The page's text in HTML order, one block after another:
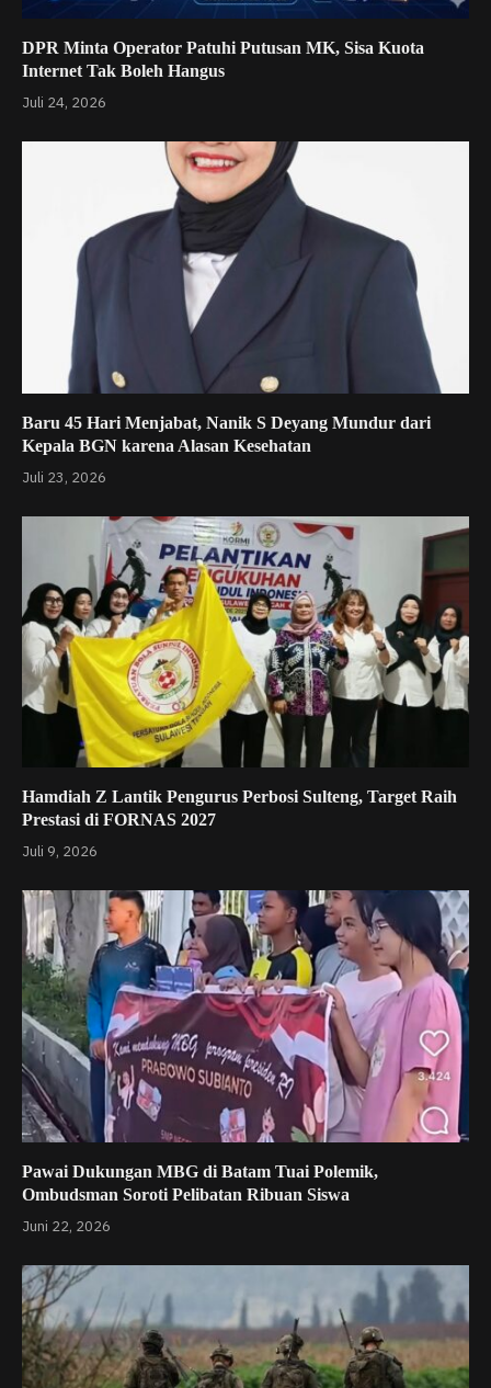
DPR Minta Operator Patuhi Putusan MK, Sisa Kuota
Internet Tak Boleh Hangus
Juli 24, 2026
Baru 45 Hari Menjabat, Nanik S Deyang Mundur dari
Kepala BGN karena Alasan Kesehatan
Juli 23, 2026
Hamdiah Z Lantik Pengurus Perbosi Sulteng, Target Raih
Prestasi di FORNAS 2027
Juli 9, 2026
Pawai Dukungan MBG di Batam Tuai Polemik,
Ombudsman Soroti Pelibatan Ribuan Siswa
Juni 22, 2026